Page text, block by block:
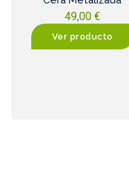
49,00 €
Ver producto